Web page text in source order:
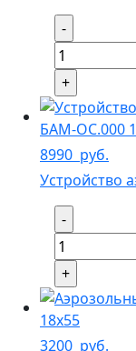
8990 руб.
Устройство
3200 руб.